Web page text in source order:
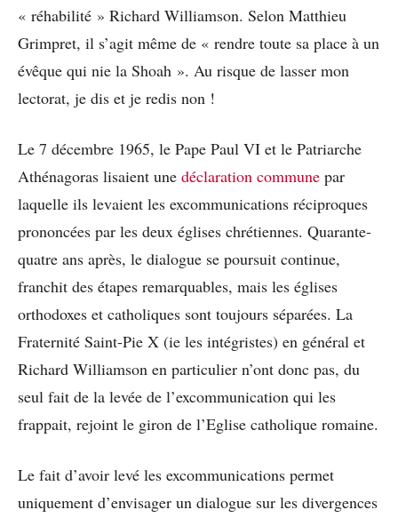
« réhabilité » Richard Williamson. Selon Matthieu
Grimpret, il s’agit même de « rendre toute sa place à un
évêque qui nie la Shoah ». Au risque de lasser mon
lectorat, je dis et je redis non !
Le 7 décembre 1965, le Pape Paul VI et le Patriarche
Athénagoras lisaient une déclaration commune par
laquelle ils levaient les excommunications réciproques
prononcées par les deux églises chrétiennes. Quarante-
quatre ans après, le dialogue se poursuit continue,
franchit des étapes remarquables, mais les églises
orthodoxes et catholiques sont toujours séparées. La
Fraternité Saint-Pie X (ie les intégristes) en général et
Richard Williamson en particulier n’ont donc pas, du
seul fait de la levée de l’excommunication qui les
frappait, rejoint le giron de l’Eglise catholique romaine.
Le fait d’avoir levé les excommunications permet
uniquement d’envisager un dialogue sur les divergences